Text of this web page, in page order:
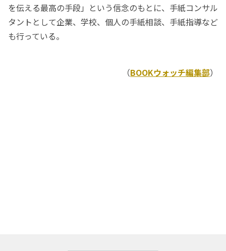
を伝える最高の手段」という信念のもとに、手紙コンサル
タントとして企業、学校、個人の手紙相談、手紙指導など
も行っている。
（BOOKウォッチ編集部）